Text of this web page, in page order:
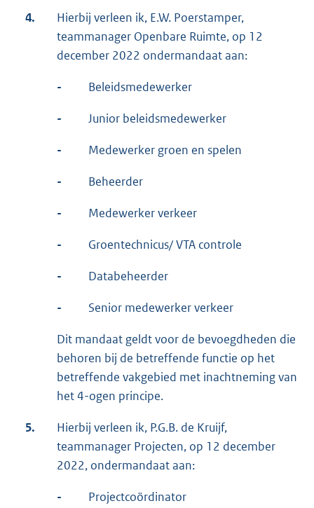
4.
Hierbij verleen ik, E.W. Poerstamper,
teammanager Openbare Ruimte, op 12
december 2022 ondermandaat aan:
- Beleidsmedewerker
- Junior beleidsmedewerker
- Medewerker groen en spelen
- Beheerder
- Medewerker verkeer
- Groentechnicus/ VTA controle
- Databeheerder
- Senior medewerker verkeer
Dit mandaat geldt voor de bevoegdheden die
behoren bij de betreffende functie op het
betreffende vakgebied met inachtneming van
het 4-ogen principe.
5.
Hierbij verleen ik, P.G.B. de Kruijf,
teammanager Projecten, op 12 december
2022, ondermandaat aan:
- Projectcoördinator